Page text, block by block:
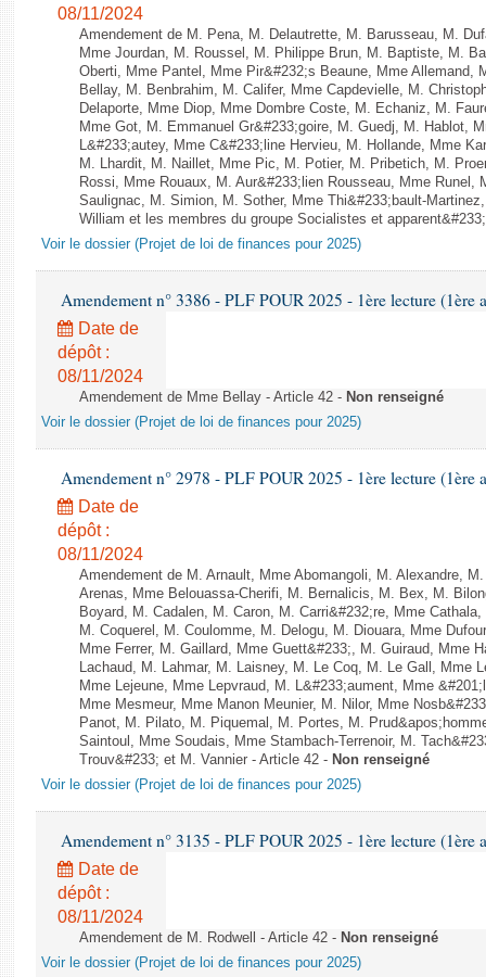
08/11/2024
Amendement de M. Pena, M. Delautrette, M. Barusseau, M.
Mme Jourdan, M. Roussel, M. Philippe Brun, M. Baptiste, M.
Oberti, Mme Pantel, Mme Pir&#232;s Beaune, Mme Allemand,
Bellay, M. Benbrahim, M. Califer, Mme Capdevielle, M.
Delaporte, Mme Diop, Mme Dombre Coste, M. Echaniz, M.
Mme Got, M. Emmanuel Gr&#233;goire, M. Guedj, M. Hablot,
L&#233;autey, Mme C&#233;line Hervieu, M. Hollande, Mme
M. Lhardit, M. Naillet, Mme Pic, M. Potier, M. Pribetich, M.
Rossi, Mme Rouaux, M. Aur&#233;lien Rousseau, Mme Runel,
Saulignac, M. Simion, M. Sother, Mme Thi&#233;bault-
William et les membres du groupe Socialistes et
Voir le dossier (Projet de loi de finances pour 2025)
Amendement n° 3386 - PLF POUR 2025 - 1ère lecture (1ère
Date de
dépôt :
08/11/2024
Amendement de Mme Bellay - Article 42 - Non renseigné
Voir le dossier (Projet de loi de finances pour 2025)
Amendement n° 2978 - PLF POUR 2025 - 1ère lecture (1ère
Date de
dépôt :
08/11/2024
Amendement de M. Arnault, Mme Abomangoli, M. Alexandre,
Arenas, Mme Belouassa-Cherifi, M. Bernalicis, M. Bex, M.
Boyard, M. Cadalen, M. Caron, M. Carri&#232;re, Mme
M. Coquerel, M. Coulomme, M. Delogu, M. Diouara, Mme
Mme Ferrer, M. Gaillard, Mme Guett&#233;, M. Guiraud, Mme
Lachaud, M. Lahmar, M. Laisney, M. Le Coq, M. Le Gall, Mme
Mme Lejeune, Mme Lepvraud, M. L&#233;aument, Mme
Mme Mesmeur, Mme Manon Meunier, M. Nilor, Mme
Panot, M. Pilato, M. Piquemal, M. Portes, M.
Saintoul, Mme Soudais, Mme Stambach-Terrenoir, M.
Trouv&#233; et M. Vannier - Article 42 - Non renseigné
Voir le dossier (Projet de loi de finances pour 2025)
Amendement n° 3135 - PLF POUR 2025 - 1ère lecture (1ère
Date de
dépôt :
08/11/2024
Amendement de M. Rodwell - Article 42 - Non renseigné
Voir le dossier (Projet de loi de finances pour 2025)